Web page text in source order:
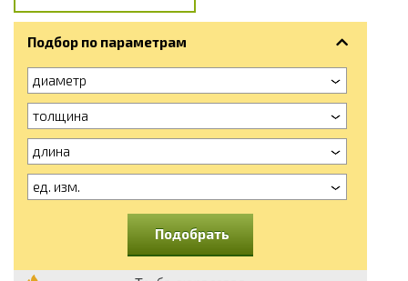
Подбор по параметрам
диаметр
толщина
длина
ед. изм.
Подобрать